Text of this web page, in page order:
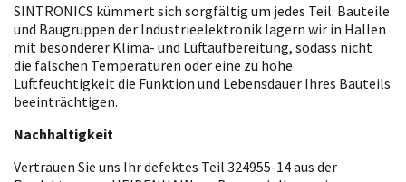
SINTRONICS kümmert sich sorgfältig um jedes Teil. Bauteile
und Baugruppen der Industrieelektronik lagern wir in Hallen
mit besonderer Klima- und Luftaufbereitung, sodass nicht
die falschen Temperaturen oder eine zu hohe
Luftfeuchtigkeit die Funktion und Lebensdauer Ihres Bauteils
beeinträchtigen.
Nachhaltigkeit
Vertrauen Sie uns Ihr defektes Teil 324955-14 aus der